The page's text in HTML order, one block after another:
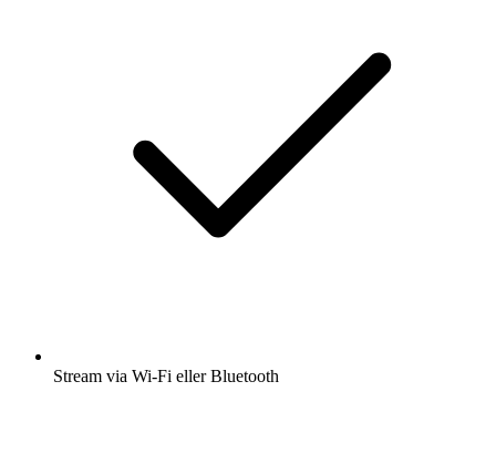
Stream via Wi-Fi eller Bluetooth